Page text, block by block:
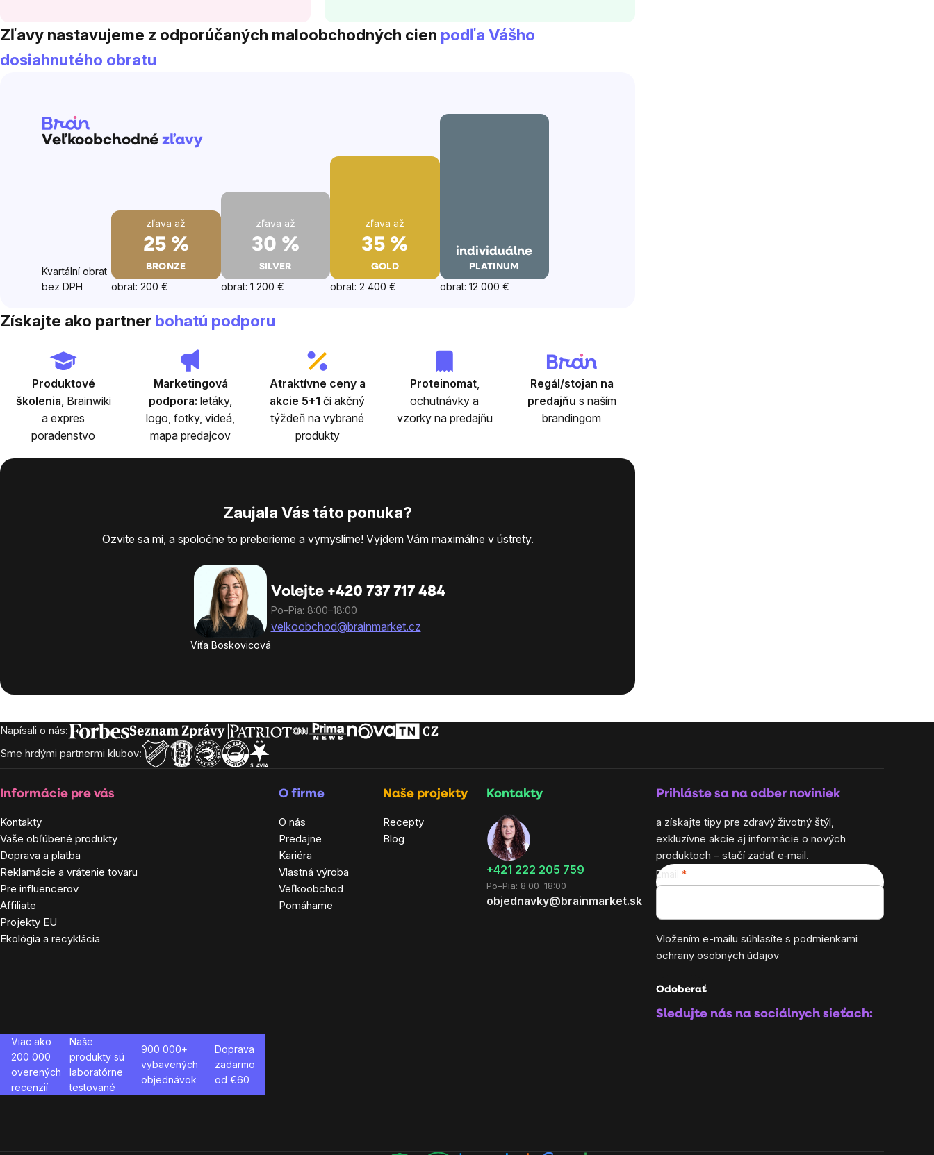
Zľavy nastavujeme z odporúčaných maloobchodných cien podľa Vášho
dosiahnutého obratu
Veľkoobchodné zľavy
Kvartální obrat
bez DPH
zľava až
25 %
BRONZE
obrat: 200 €
zľava až
30 %
SILVER
obrat: 1 200 €
zľava až
35 %
GOLD
obrat: 2 400 €
individuálne
PLATINUM
obrat: 12 000 €
Získajte ako partner bohatú podporu
Produktové
školenia, Brainwiki
a expres
poradenstvo
Marketingová
podpora: letáky,
logo, fotky, videá,
mapa predajcov
Atraktívne ceny a
akcie 5+1 či akčný
týždeň na vybrané
produkty
Proteinomat,
ochutnávky a
vzorky na predajňu
Regál/stojan na
predajňu s naším
brandingom
Zaujala Vás táto ponuka?
Ozvite sa mi, a spoločne to preberieme a vymyslíme! Vyjdem Vám maximálne v ústrety.
Víťa Boskovicová
Volejte +420 737 717 484
Po–Pia: 8:00–18:00
velkoobchod@brainmarket.cz
Zápätie
Napísali o nás:
Sme hrdými partnermi klubov:
Informácie pre vás
Kontakty
Vaše obľúbené produkty
Doprava a platba
Reklamácie a vrátenie tovaru
Pre influencerov
Affiliate
Projekty EU
Ekológia a recyklácia
O firme
O nás
Predajne
Kariéra
Vlastná výroba
Veľkoobchod
Pomáhame
Naše projekty
Recepty
Blog
Kontakty
+421 222 205 759
Po–Pia: 8:00–18:00
objednavky@brainmarket.sk
Prihláste sa na odber noviniek
a získajte tipy pre zdravý životný štýl,
exkluzívne akcie aj informácie o nových
produktoch – stačí zadať e‑mail.
Email
Vložením e-mailu súhlasíte s podmienkami
ochrany osobných údajov
Odoberať
Sledujte nás na sociálnych sieťach:
Viac ako
200 000
overených
recenzií
Naše
produkty sú
laboratórne
testované
900 000+
vybavených
objednávok
Doprava
zadarmo
od €60